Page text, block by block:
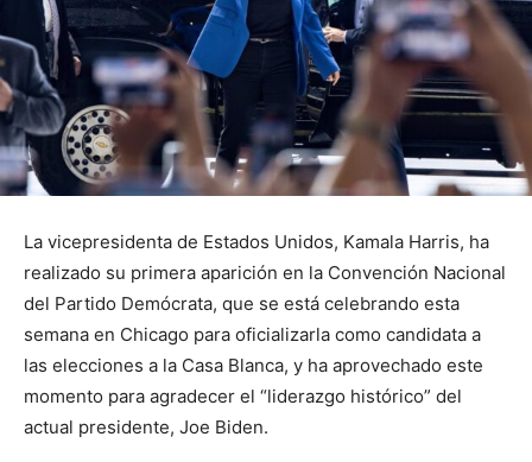
La vicepresidenta de Estados Unidos, Kamala Harris, ha
realizado su primera aparición en la Convención Nacional
del Partido Demócrata, que se está celebrando esta
semana en Chicago para oficializarla como candidata a
las elecciones a la Casa Blanca, y ha aprovechado este
momento para agradecer el “liderazgo histórico” del
actual presidente, Joe Biden.